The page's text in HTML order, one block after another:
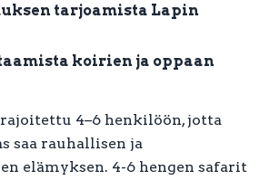
tarjoamista Lapin
koirien ja oppaan
4–6 henkilöön, jotta
saa rauhallisen ja
elämyksen. 4-6 hengen safarit